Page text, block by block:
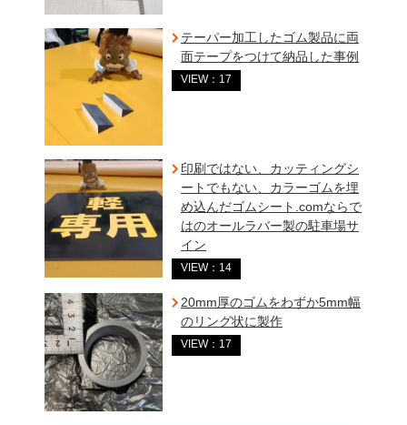
テーパー加工したゴム製品に両
面テープをつけて納品した事例
VIEW：17
印刷ではない、カッティングシ
ートでもない、カラーゴムを埋
め込んだゴムシート.comならで
はのオールラバー製の駐車場サ
イン
VIEW：14
20mm厚のゴムをわずか5mm幅
のリング状に製作
VIEW：17